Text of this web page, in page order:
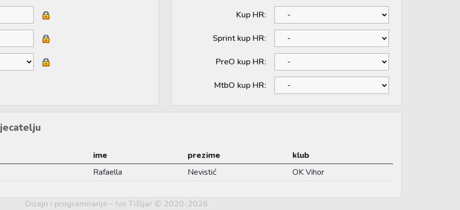
Kup HR:
Sprint kup HR:
PreO kup HR:
MtbO kup HR:
ime prezime
klub
Rafaella Nevistić OK Vihor
Dizajn i programiranje – Ivo Tišljar © 2020-2026